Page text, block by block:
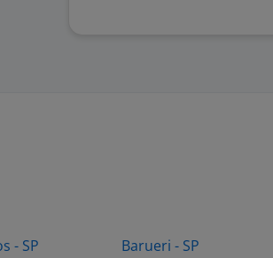
- SP
Barueri - SP